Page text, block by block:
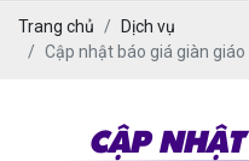
Trang chủ
Dịch vụ
Cập nhật báo giá giàn
CẬP